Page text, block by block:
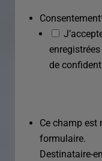
Consentement
de
Ce champ est
formulaire.
Destinataire-